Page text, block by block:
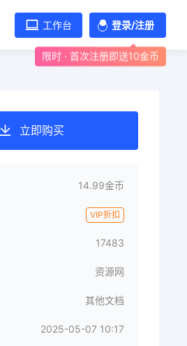
工作台 登录/注册
限时 · 首次注册即送10金币
立即购买
14.99金币
VIP折扣
17483
资源网
其他文档
2025-05-07 10:17